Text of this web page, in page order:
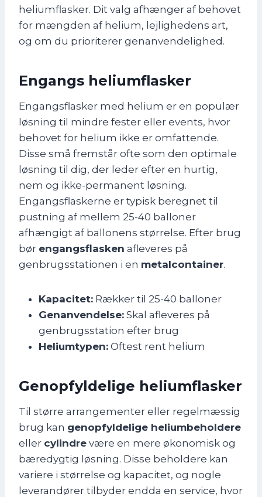
heliumflasker. Dit valg afhænger af behovet
for mængden af helium, lejlighedens art,
og om du prioriterer genanvendelighed.
Engangs heliumflasker
Engangsflasker med helium er en populær
løsning til mindre fester eller events, hvor
behovet for helium ikke er omfattende.
Disse små fremstår ofte som den optimale
løsning til dig, der leder efter en hurtig,
nem og ikke-permanent løsning.
Engangsflaskerne er typisk beregnet til
pustning af mellem 25-40 balloner
afhængigt af ballonens størrelse. Efter brug
bør engangsflasken afleveres på
genbrugsstationen i en metalcontainer.
Kapacitet: Rækker til 25-40 balloner
Genanvendelse: Skal afleveres på
genbrugsstation efter brug
Heliumtypen: Oftest rent helium
Genopfyldelige heliumflasker
Til større arrangementer eller regelmæssig
brug kan genopfyldelige heliumbeholdere
eller cylindre være en mere økonomisk og
bæredygtig løsning. Disse beholdere kan
variere i størrelse og kapacitet, og nogle
leverandører tilbyder endda en service, hvor